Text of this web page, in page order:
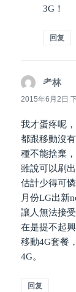
3G！
回复
耂林说
道
2015年6月2日
我才蛋疼呢
都跟移動沒
種不能捨棄
雖說可以刷
估計少得可
月份LG出新
讓人無法接
在是提不起
移動4G套餐
4G。
回复